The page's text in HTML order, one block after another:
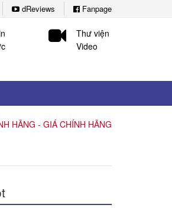
dReviews Fanpage
Thư viện
Video
HÃNG - GIÁ CHÍNH HÃNG